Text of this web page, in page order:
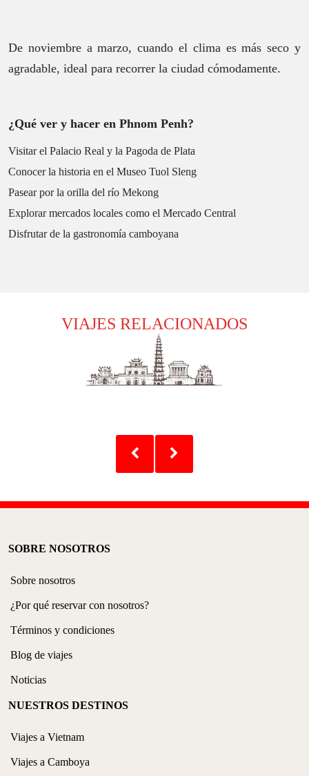
De noviembre a marzo, cuando el clima es más seco y
agradable, ideal para recorrer la ciudad cómodamente.
¿Qué ver y hacer en Phnom Penh?
Visitar el Palacio Real y la Pagoda de Plata
Conocer la historia en el Museo Tuol Sleng
Pasear por la orilla del río Mekong
Explorar mercados locales como el Mercado Central
Disfrutar de la gastronomía camboyana
VIAJES RELACIONADOS
SOBRE NOSOTROS
Sobre nosotros
¿Por qué reservar con nosotros?
Términos y condiciones
Blog de viajes
Noticias
NUESTROS DESTINOS
Viajes a Vietnam
Viajes a Camboya